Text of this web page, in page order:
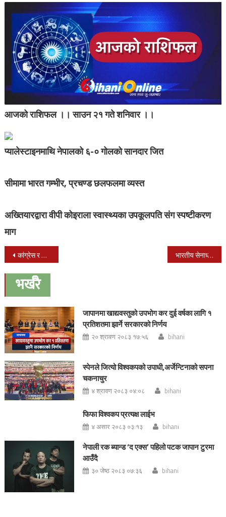
आजको राशिफल ।। साउन २१ गते शनिवार ।।
प्यालेस्टाइनमाथि नेपालको ६-० गोलको सानदार जित
सीमामा भारत गम्भीर, प्रचण्ड छलफलमा व्यस्त
अख्तियारद्वारा वीपी कोइराला स्वास्थ्यका उपकूलपति संग स्पष्टीकरण
माग
Post
navigation
कांग्रेस र माओवादीले समानुपातिकको सूची आज बुझाउँने भारतीय सेनाध्यक्ष विपिन रावत आज नेपाल आउँदै
भर्खरै
जापानमा खाद्यवस्तुको उपभोग कर दुई वर्षका लागि १
प्रतिशतमा झार्ने सरकारको निर्णय
२० श्रावण २०८३ १७:५६ bihani
स्पेनले जित्यो विश्वकपको उपाधी,अर्जेन्टिनाको सपना
चकनाचुर
४ श्रावण २०८३ ०४:०८ bihani
फिफा विश्वकप प्रत्यक्ष लाईभ
४ असार २०८३ ०३:१३ bihani
नेपाली रक ब्यान्ड ‘द एक्स’ पहिलो पटक जापान टुरमा
आउँदै
३० जेष्ठ २०८३ ०७:३६ bihani